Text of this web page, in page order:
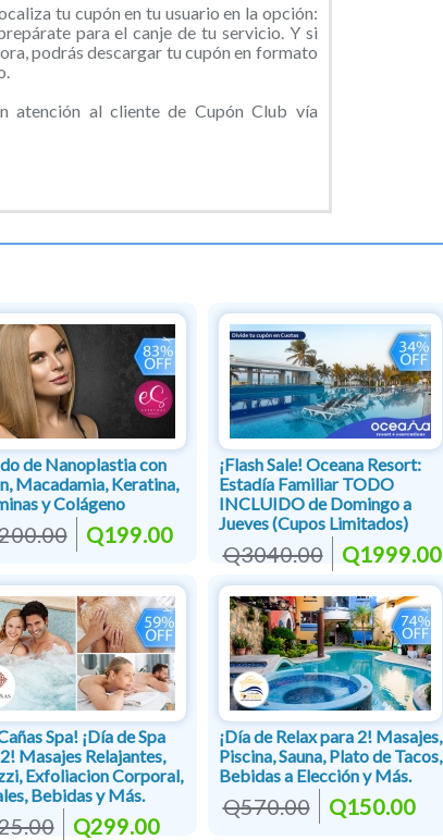
tu cupón en tu usuario en la opción:
para el canje de tu servicio. Y si
podrás descargar tu cupón en formato
atención al cliente de Cupón Club vía
de Nanoplastia con
Macadamia, Keratina,
y Colágeno
Q199.00
¡Flash Sale! Oceana Resort:
Estadía Familiar TODO
INCLUIDO de Domingo a
Jueves (Cupos Limitados)
Q3040.00 Q1999.00
Spa! ¡Día de Spa
Masajes Relajantes,
Exfoliacion Corporal,
Bebidas y Más.
Q299.00
¡Día de Relax para 2! Masajes,
Piscina, Sauna, Plato de Tacos,
Bebidas a Elección y Más.
Q570.00 Q150.00